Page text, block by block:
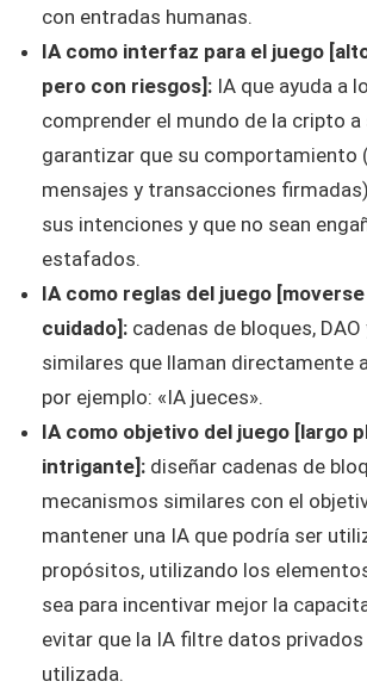
con entradas humanas.
IA como interfaz para el juego
pero con riesgos]: IA que ayuda a
comprender el mundo de la cripto a
garantizar que su comportamiento
mensajes y transacciones
sus intenciones y que no sean
estafados.
IA como reglas del juego
cuidado]: cadenas de bloques,
similares que llaman directamente
por ejemplo: «IA jueces».
IA como objetivo del juego [largo
intrigante]: diseñar cadenas de
mecanismos similares con el
mantener una IA que podría ser
propósitos, utilizando los
sea para incentivar mejor la
evitar que la IA filtre datos privados
utilizada.